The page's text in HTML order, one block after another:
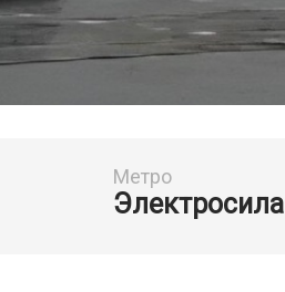
Метро
Электросила